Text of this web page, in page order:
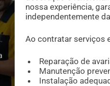
nossa experiência,
independentemente
Ao contratar serviços
Reparação de
Manutenção
Instalação